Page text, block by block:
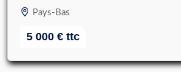
Pays-Bas
5 000 € ttc